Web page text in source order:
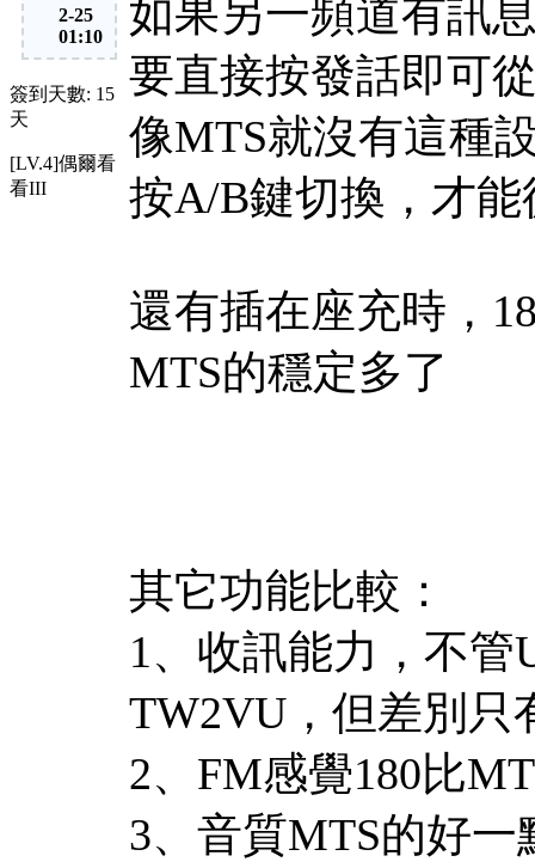
2-25
01:10
簽到天數: 15
天
[LV.4]偶爾看
看III
如果另一頻道有訊
要直接按發話即可
像MTS就沒有這種
按A/B鍵切換，才
還有插在座充時，
MTS的穩定多了
其它功能比較：
1、收訊能力，不
TW2VU，但差別只
2、FM感覺180比
3、音質MTS的好